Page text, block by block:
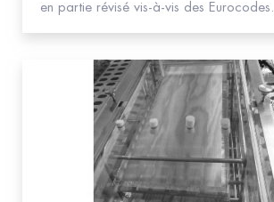
en partie révisé vis-à-vis des Eurocodes.